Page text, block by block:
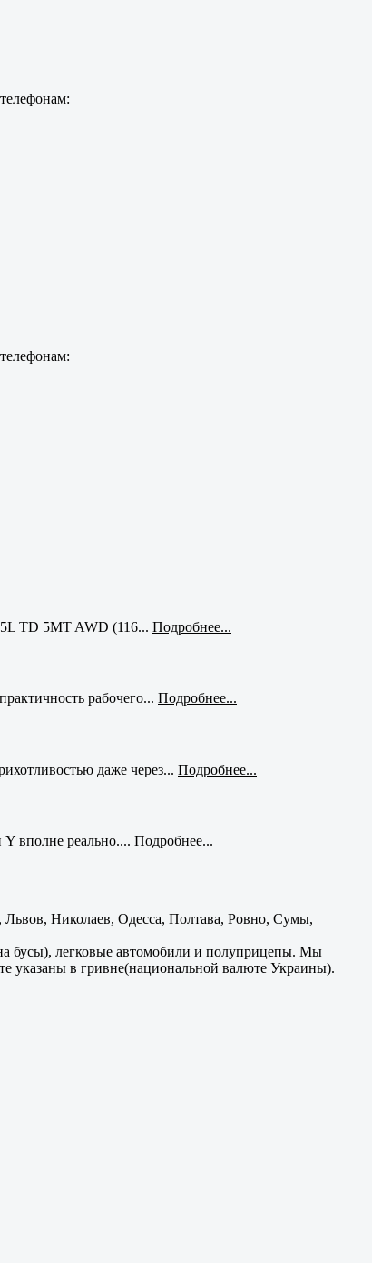
TD 5MT AWD (116... Подробнее...
рабочего... Подробнее...
даже через... Подробнее...
вполне реально.... Подробнее...
Николаев, Одесса, Полтава, Ровно, Сумы,
на бусы), легковые автомобили и полуприцепы. Мы
указаны в гривне(национальной валюте Украины).